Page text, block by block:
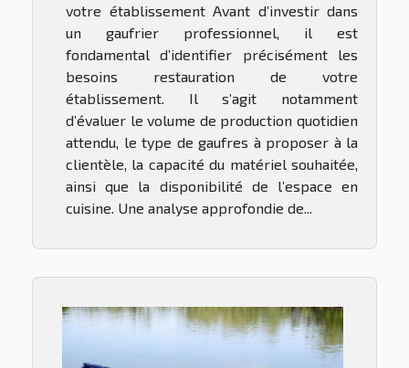
votre établissement Avant d’investir dans
un gaufrier professionnel, il est
fondamental d’identifier précisément les
besoins restauration de votre
établissement. Il s’agit notamment
d’évaluer le volume de production quotidien
attendu, le type de gaufres à proposer à la
clientèle, la capacité du matériel souhaitée,
ainsi que la disponibilité de l’espace en
cuisine. Une analyse approfondie de...